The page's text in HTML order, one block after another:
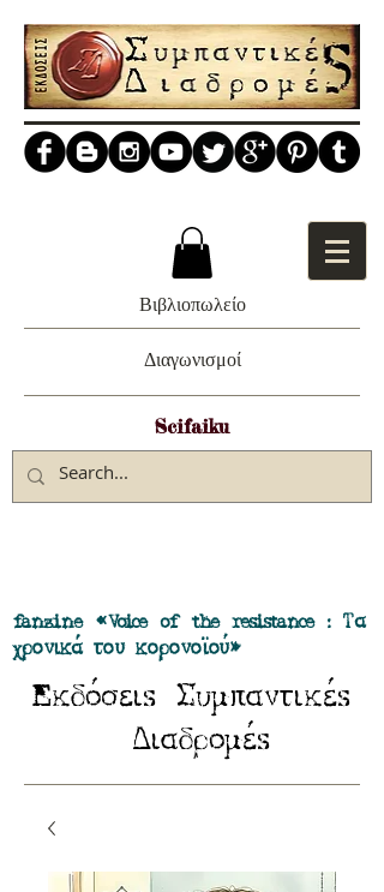
Βιβλιοπωλείο
Διαγωνισμοί
Scifaiku
fanzine «Voice of the resistance : Τα
χρονικά του κορονοϊού»
Eκδόσειs Συμπαντικέs
Διαδρομέs